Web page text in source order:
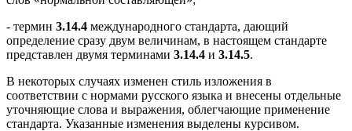
- термин 3.14.4 международного стандарта, дающий
определение сразу двум величинам, в настоящем стандарте
представлен двумя терминами 3.14.4 и 3.14.5.
В некоторых случаях изменен стиль изложения в
соответствии с нормами русского языка и внесены отдельные
уточняющие слова и выражения, облегчающие применение
стандарта. Указанные изменения выделены курсивом.